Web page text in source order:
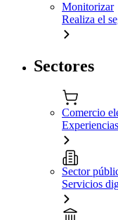
Monitorizar
Realiza el
Sectores
Comercio
Sector
Servicios